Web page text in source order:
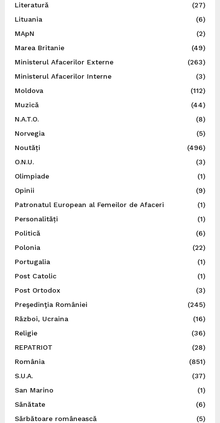
Literatură
(27)
Lituania
(6)
MApN
(2)
Marea Britanie
(49)
Ministerul Afacerilor Externe
(263)
Ministerul Afacerilor Interne
(3)
Moldova
(112)
Muzică
(44)
N.A.T.O.
(8)
Norvegia
(5)
Noutăți
(496)
O.N.U.
(3)
Olimpiade
(1)
Opinii
(9)
Patronatul European al Femeilor de Afaceri
(1)
Personalități
(1)
Politică
(6)
Polonia
(22)
Portugalia
(1)
Post Catolic
(1)
Post Ortodox
(3)
Preşedinţia României
(245)
Război, Ucraina
(16)
Religie
(36)
REPATRIOT
(28)
România
(851)
S.U.A.
(37)
San Marino
(1)
Sănătate
(6)
Sărbătoare românească
(5)